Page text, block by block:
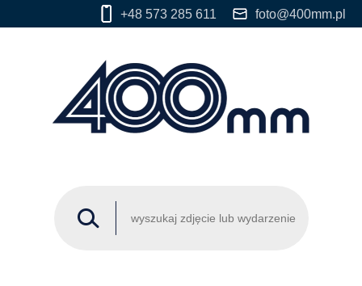
+48 573 285 611 foto@400mm.pl